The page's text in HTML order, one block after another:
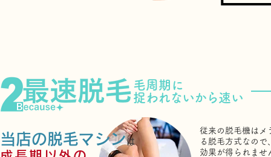
毛周期に
​捉 われないから速い
当店の脱毛マシンは
従来の脱毛機はメ
る脱毛方式なの
効果が得られませ